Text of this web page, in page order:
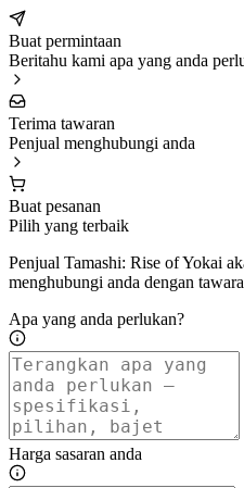
Buat permintaan
Beritahu kami apa yang anda
Terima tawaran
Penjual menghubungi anda
Buat pesanan
Pilih yang terbaik
Penjual Tamashi: Rise of Yokai
menghubungi anda dengan
Apa yang anda perlukan?
Harga sasaran anda